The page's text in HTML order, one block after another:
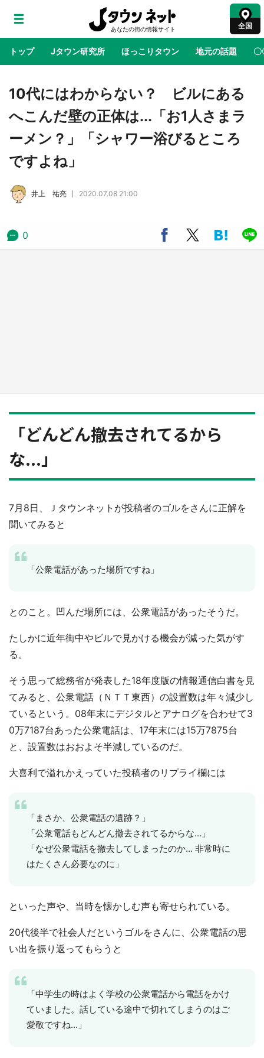
全国
トップ Jタウン研究所 ほっこりタウン 地元の話題 〇
地域×二次元 絶景 あの時はありがとう 物語がはじ
ラプラス・ダークネスが栃木県を征服！？ 県
公式プロモ動画で「聖地」が生産されてます
む 六本木ヒルズ展望台でコラボ、本邦初公開
日向翔陽＆影山飛雄が笹かまを食べる！ アニ
メ『ハイキュー！！』×老舗「鐘崎」コラボで
10代にはわからない？ ビルにある
へこんだ壁の正体は...「お1人さまラ
ーメン？」「シャワー浴びるところ
ですよね」
井上 祐亮 2020.07.08 21:00
0
「どんどん撤去されてるから
な...」
7月8日、Ｊタウンネットが投稿者のゴルをさんに正解を
聞いてみると
「公衆電話があった場所ですね」
とのこと。凹んだ場所には、公衆電話があったそうだ。
たしかに近年街中やビルで見かける機会が減った気がす
る。
そう思って総務省が発表した18年度版の情報通信白書を見
てみると、公衆電話（ＮＴＴ東西）の設置数は年々減少し
ているという。08年末にデジタルとアナログを合わせて3
0万7187台あった公衆電話は、17年末には15万7875台
と、設置数はおおよそ半減しているのだ。
大喜利で溢れかえっていた投稿者のリプライ欄には
「まさか、公衆電話の遺跡？」
「公衆電話もどんどん撤去されてるからな...」
「なぜ公衆電話を撤去してしまったのか... 非常時に
はたくさん必要なのに」
といった声や、当時を懐かしむ声も寄せられている。
20代後半で社会人だというゴルをさんに、公衆電話の思
い出を振り返ってもらうと
「中学生の時はよく学校の公衆電話から電話をかけ
ていました。話している途中で切れてしまうのはご
愛敬ですね...」